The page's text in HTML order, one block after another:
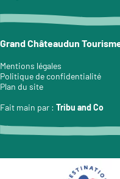
Grand Châteaudun
Mentions légales
Politique de confidentialité
Plan du site
Fait main par : Tribu and Co